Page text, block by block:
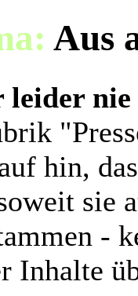
Aus
nie
hin,
sie
-
Inhalte